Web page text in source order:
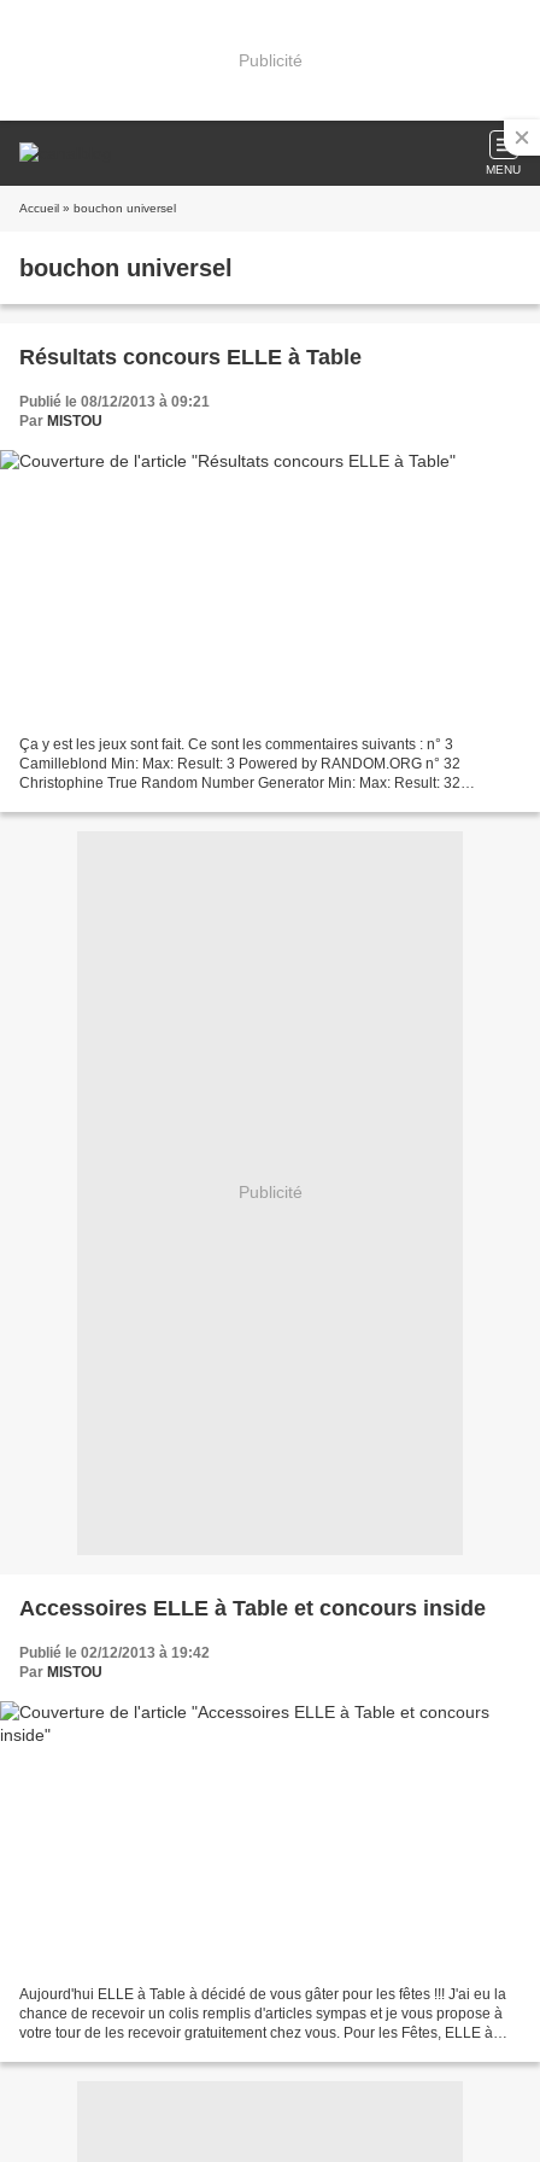
Publicité
MENU
Accueil » bouchon universel
bouchon universel
Résultats concours ELLE à Table
Publié le 08/12/2013 à 09:21
Par MISTOU
Ça y est les jeux sont fait. Ce sont les commentaires suivants : n° 3
Camilleblond Min: Max: Result: 3 Powered by RANDOM.ORG n° 32
Christophine True Random Number Generator Min: Max: Result: 32
Publicité
Accessoires ELLE à Table et concours inside
Publié le 02/12/2013 à 19:42
Par MISTOU
Aujourd'hui ELLE à Table à décidé de vous gâter pour les fêtes !!! J'ai eu la
chance de recevoir un colis remplis d'articles sympas et je vous propose à
votre tour de les recevoir gratuitement chez vous. Pour les Fêtes, ELLE à